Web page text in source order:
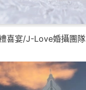
喜宴/J-Love婚攝團隊